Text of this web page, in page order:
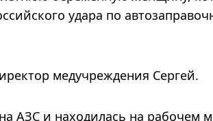
удара по
медучреждения Сергей.
АЗС и находилась на рабочем